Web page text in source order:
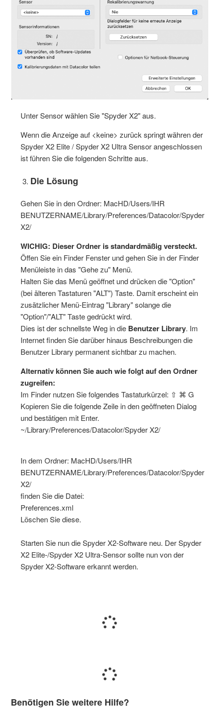
Unter Sensor wählen Sie "Spyder X2" aus.
Wenn die Anzeige auf <keine> zurück springt währen der
Spyder X2 Elite / Spyder X2 Ultra Sensor angeschlossen
ist führen Sie die folgenden Schritte aus.
Die Lösung
Gehen Sie in den Ordner: MacHD/Users/IHR
BENUTZERNAME/Library/Preferences/Datacolor/Spyder
X2/
WICHIG: Dieser Ordner is standardmäßig versteckt.
Öffen Sie ein Finder Fenster und gehen Sie in der Finder
Menüleiste in das "Gehe zu" Menü.
Halten Sie das Menü geöffnet und drücken die "Option"
(bei älteren Tastaturen "ALT") Taste. Damit erscheint ein
zusätzlicher Menü-Eintrag "Library" solange die
"Option"/"ALT" Taste gedrückt wird.
Dies ist der schnellste Weg in die Benutzer Library. Im
Internet finden Sie darüber hinaus Beschreibungen die
Benutzer Library permanent sichtbar zu machen.
Alternativ können Sie auch wie folgt auf den Ordner
zugreifen:
Im Finder nutzen Sie folgendes Tastaturkürzel: ⇧ ⌘ G
Kopieren Sie die folgende Zeile in den geöffneten Dialog
und bestätigen mit Enter.
~/Library/Preferences/Datacolor/Spyder X2/
In dem Ordner: MacHD/Users/IHR
BENUTZERNAME/Library/Preferences/Datacolor/Spyder
X2/
finden Sie die Datei:
Preferences.xml
Löschen Sie diese.
Starten Sie nun die Spyder X2-Software neu. Der Spyder
X2 Elite-/Spyder X2 Ultra-Sensor sollte nun von der
Spyder X2-Software erkannt werden.
Benötigen Sie weitere Hilfe?